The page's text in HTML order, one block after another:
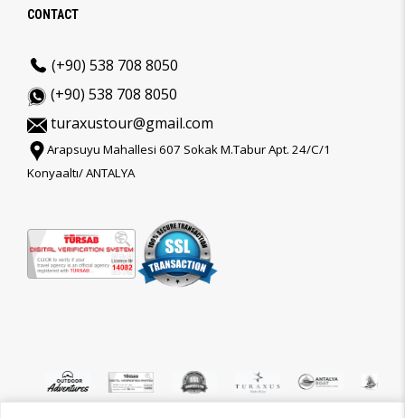
CONTACT
(+90) 538 708 8050
(+90) 538 708 8050
turaxustour@gmail.com
Arapsuyu Mahallesi 607 Sokak M.Tabur Apt. 24/C/1
Konyaaltı/ ANTALYA